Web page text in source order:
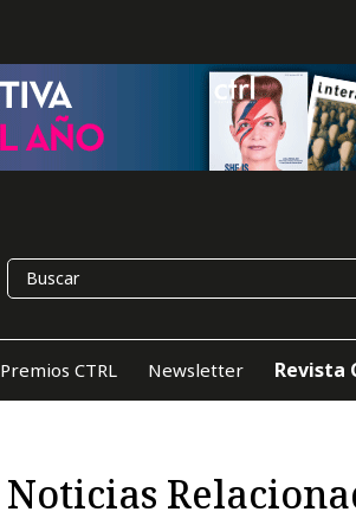
Premios CTRL Newsletter Revista
Noticias